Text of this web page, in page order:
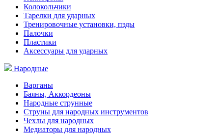
Колокольчики
Тарелки для ударных
Тренировочные установки, пэды
Палочки
Пластики
Аксессуары для ударных
Народные
Варганы
Баяны, Аккордеоны
Народные струнные
Струны для народных инструментов
Чехлы для народных
Медиаторы для народных